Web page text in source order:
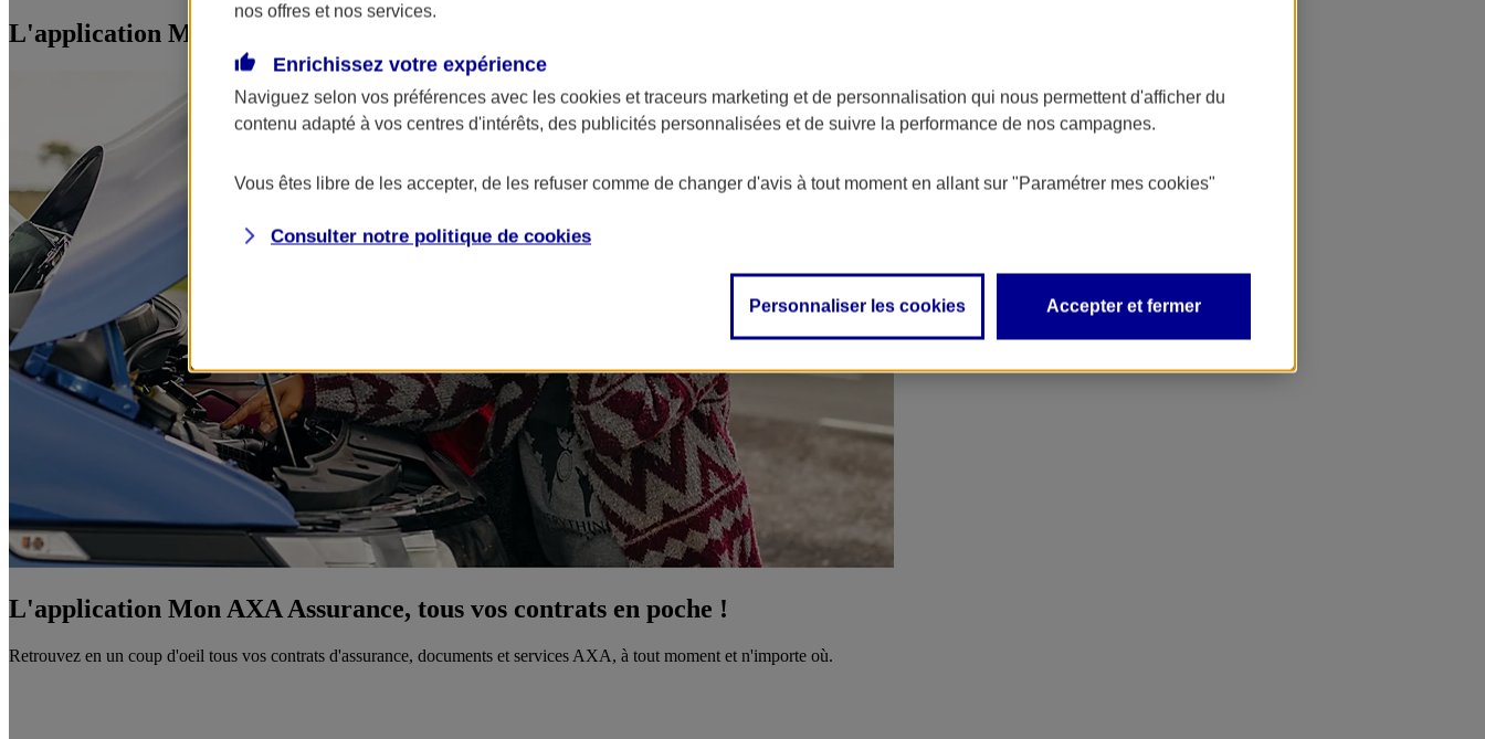
L'application Mon AXA Assurance, tous vos contrats en poche !
L'application Mon AXA Assurance, tous vos contrats en poche !
Retrouvez en un coup d'oeil tous vos contrats d'assurance, documents et services AXA, à tout moment et n'importe où.
nos offres et nos services.
Enrichissez votre expérience
Naviguez selon vos préférences avec les cookies et traceurs marketing et de personnalisation qui nous permettent d'afficher du
contenu adapté à vos centres d'intérêts, des publicités personnalisées et de suivre la performance de nos campagnes.
Vous êtes libre de les accepter, de les refuser comme de changer d'avis à tout moment en allant sur "Paramétrer mes cookies"
Consulter notre politique de cookies
Personnaliser les cookies Accepter et fermer